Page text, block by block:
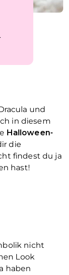
und
in diesem
Halloween-
die
findest du ja
hast!
nicht
Look
haben